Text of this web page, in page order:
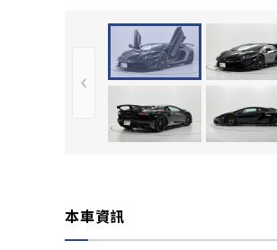
本車資訊